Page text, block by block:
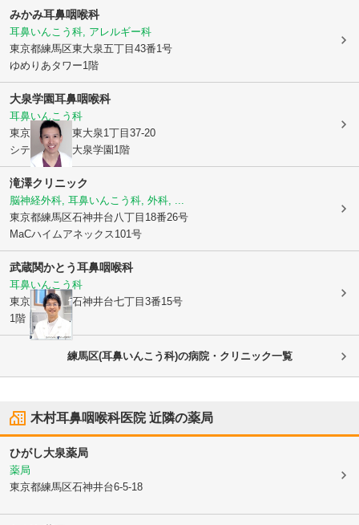
みかみ耳鼻咽喉科
耳鼻いんこう科, アレルギー科
東京都練馬区東大泉五丁目43番1号
ゆめりあタワー1階
大泉学園耳鼻咽喉科
耳鼻いんこう科
東京都練馬区 東大泉1丁目37-20
シティタワー大泉学園1階
滝澤クリニック
脳神経外科, 耳鼻いんこう科, 外科, ...
東京都練馬区石神井台八丁目18番26号
MaCハイムアネックス101号
武蔵関かとう耳鼻咽喉科
耳鼻いんこう科
東京都練馬区石神井台七丁目3番15号
1階
練馬区(耳鼻いんこう科)の病院・クリニック一覧
木村耳鼻咽喉科医院近隣の薬局
ひがし大泉薬局
薬局
東京都練馬区石神井台6-5-18